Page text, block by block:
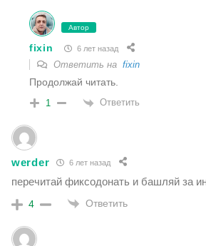
Автор
fixin 6 лет назад
Ответить на fixin
Продолжай читать.
1 Ответить
werder 6 лет назад
перечитай фиксодонать и башляй за
4 Ответить